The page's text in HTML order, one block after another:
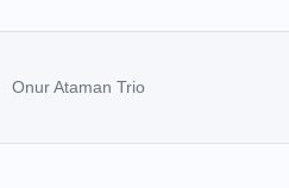
Onur Ataman Trio